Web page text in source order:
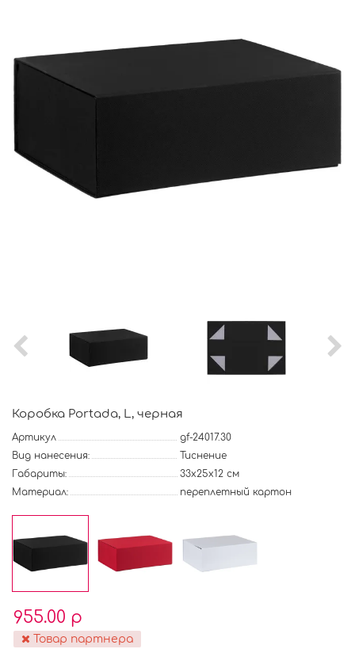
Коробка Portada, L, черная
Артикул
gf-24017.30
Вид нанесения:
Тиснение
Габариты:
33x25x12 см
Материал:
переплетный картон
955.00 р
Товар партнера